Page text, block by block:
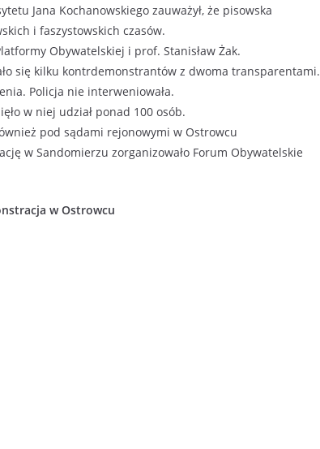
Jana Kochanowskiego zauważył, że pisowska
i faszystowskich czasów.
Obywatelskiej i prof. Stanisław Żak.
się kilku kontrdemonstrantów z dwoma transparentami.
Policja nie interweniowała.
w niej udział ponad 100 osób.
pod sądami rejonowymi w Ostrowcu
w Sandomierzu zorganizowało Forum Obywatelskie
w Ostrowcu